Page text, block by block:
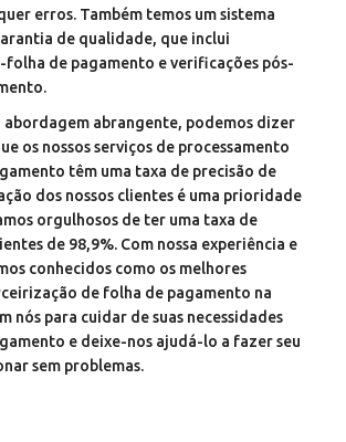
erros. Também temos um sistema
de qualidade, que inclui
folha de pagamento e verificações pós-
abordagem abrangente, podemos dizer
os nossos serviços de processamento
têm uma taxa de precisão de
dos nossos clientes é uma prioridade
orgulhosos de ter uma taxa de
de 98,9%. Com nossa experiência e
conhecidos como os melhores
de folha de pagamento na
nós para cuidar de suas necessidades
e deixe-nos ajudá-lo a fazer seu
sem problemas.